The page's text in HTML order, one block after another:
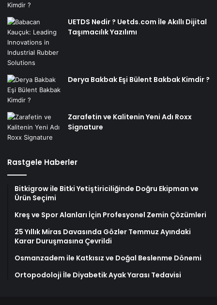
UETDS Nedir ? Uetds.com İle Akıllı Dijital
Taşımacılık Yazılımı
Derya Bakbak Eşi Bülent Bakbak Kimdir ?
Zarafetin ve Kalitenin Yeni Adı Roxx
Signature
Rastgele Haberler
Bitkigrow ile Bitki Yetiştiriciliğinde Doğru Ekipman ve
Ürün Seçimi
Kreş ve Spor Alanları İçin Profesyonel Zemin Çözümleri
25 Yıllık Miras Davasında Gözler Temmuz Ayındaki
Karar Duruşmasına Çevrildi
Osmanzadem ile Katkısız ve Doğal Beslenme Dönemi
Ortopodoloji İle Diyabetik Ayak Yarası Tedavisi